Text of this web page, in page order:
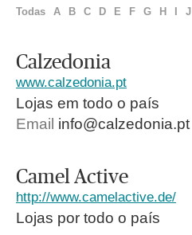
Todas A B C D E F G H J
Calzedonia
www.calzedonia.pt
Lojas em todo o país
Email info@calzedonia.pt
Camel Active
http://www.camelactive.de/
Lojas por todo o país